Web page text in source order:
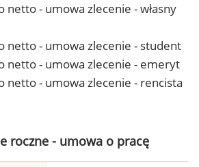
- umowa zlecenie - własny
netto - umowa zlecenie - student
netto - umowa zlecenie - emeryt
netto - umowa zlecenie - rencista
roczne - umowa o pracę